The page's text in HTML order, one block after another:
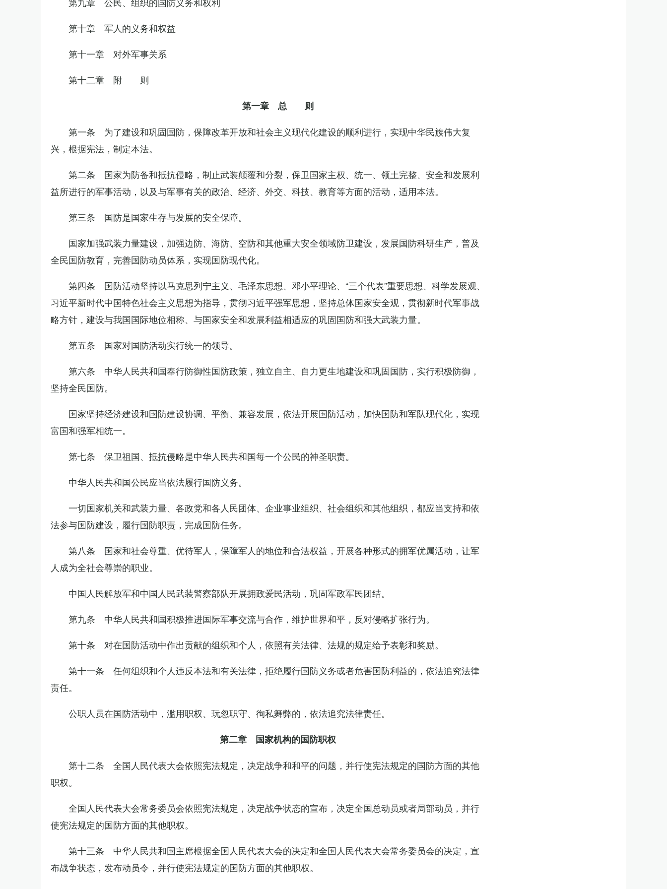
第十章 军人的义务和权益
第十一章 对外军事关系
第十二章 附 则
第一章 总 则
第一条 为了建设和巩固国防，保障改革开放和社会主义现代化建设的顺利进行，实现中华民族伟大复
兴，根据宪法，制定本法。
第二条 国家为防备和抵抗侵略，制止武装颠覆和分裂，保卫国家主权、统一、领土完整、安全和发展利
益所进行的军事活动，以及与军事有关的政治、经济、外交、科技、教育等方面的活动，适用本法。
第三条 国防是国家生存与发展的安全保障。
国家加强武装力量建设，加强边防、海防、空防和其他重大安全领域防卫建设，发展国防科研生产，普及
全民国防教育，完善国防动员体系，实现国防现代化。
第四条 国防活动坚持以马克思列宁主义、毛泽东思想、邓小平理论、“三个代表”重要思想、科学发展观、
习近平新时代中国特色社会主义思想为指导，贯彻习近平强军思想，坚持总体国家安全观，贯彻新时代军事战
略方针，建设与我国国际地位相称、与国家安全和发展利益相适应的巩固国防和强大武装力量。
第五条 国家对国防活动实行统一的领导。
第六条 中华人民共和国奉行防御性国防政策，独立自主、自力更生地建设和巩固国防，实行积极防御，
坚持全民国防。
国家坚持经济建设和国防建设协调、平衡、兼容发展，依法开展国防活动，加快国防和军队现代化，实现
富国和强军相统一。
第七条 保卫祖国、抵抗侵略是中华人民共和国每一个公民的神圣职责。
中华人民共和国公民应当依法履行国防义务。
一切国家机关和武装力量、各政党和各人民团体、企业事业组织、社会组织和其他组织，都应当支持和依
法参与国防建设，履行国防职责，完成国防任务。
第八条 国家和社会尊重、优待军人，保障军人的地位和合法权益，开展各种形式的拥军优属活动，让军
人成为全社会尊崇的职业。
中国人民解放军和中国人民武装警察部队开展拥政爱民活动，巩固军政军民团结。
第九条 中华人民共和国积极推进国际军事交流与合作，维护世界和平，反对侵略扩张行为。
第十条 对在国防活动中作出贡献的组织和个人，依照有关法律、法规的规定给予表彰和奖励。
第十一条 任何组织和个人违反本法和有关法律，拒绝履行国防义务或者危害国防利益的，依法追究法律
责任。
公职人员在国防活动中，滥用职权、玩忽职守、徇私舞弊的，依法追究法律责任。
第二章 国家机构的国防职权
第十二条 全国人民代表大会依照宪法规定，决定战争和和平的问题，并行使宪法规定的国防方面的其他
职权。
全国人民代表大会常务委员会依照宪法规定，决定战争状态的宣布，决定全国总动员或者局部动员，并行
使宪法规定的国防方面的其他职权。
第十三条 中华人民共和国主席根据全国人民代表大会的决定和全国人民代表大会常务委员会的决定，宣
布战争状态，发布动员令，并行使宪法规定的国防方面的其他职权。